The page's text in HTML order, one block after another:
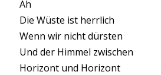
Ah
Die Wüste ist herrlich
Wenn wir nicht dürsten
Und der Himmel zwischen
Horizont und Horizont